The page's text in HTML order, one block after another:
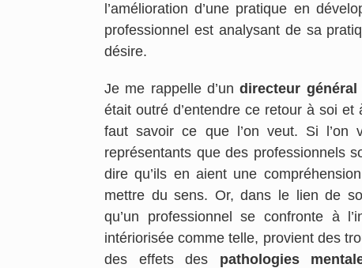
l’amélioration d’une pratique en
professionnel est analysant de sa
désire.
Je me rappelle d’undirecteur général
était outré d’entendre ce retour à soi
faut savoir ce que l’on veut. Si
représentants que des professionnels
dire qu’ils en aient une
mettre du sens. Or, dans le lien de
qu’un professionnel se confronte à
intériorisée comme telle, provient des
des effets des pathologies